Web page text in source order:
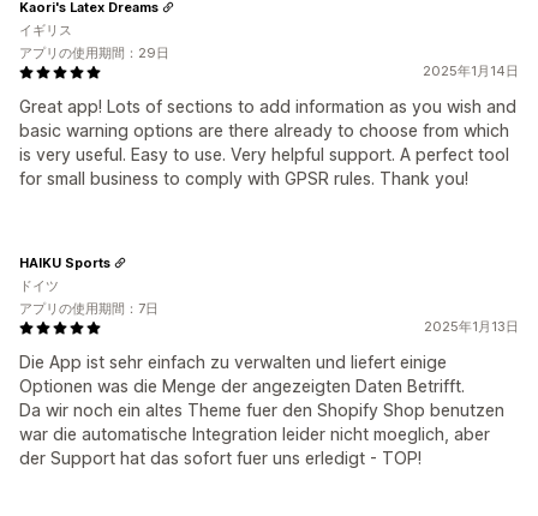
2025年1月14日
Great app! Lots of sections to add information as you wish and
basic warning options are there already to choose from which
is very useful. Easy to use. Very helpful support. A perfect tool
for small business to comply with GPSR rules. Thank you!
Kaori's Latex Dreams
イギリス
アプリの使用期間：29日
2025年1月13日
Die App ist sehr einfach zu verwalten und liefert einige
Optionen was die Menge der angezeigten Daten Betrifft.
Da wir noch ein altes Theme fuer den Shopify Shop benutzen
war die automatische Integration leider nicht moeglich, aber
der Support hat das sofort fuer uns erledigt - TOP!
HAIKU Sports
ドイツ
アプリの使用期間：7日